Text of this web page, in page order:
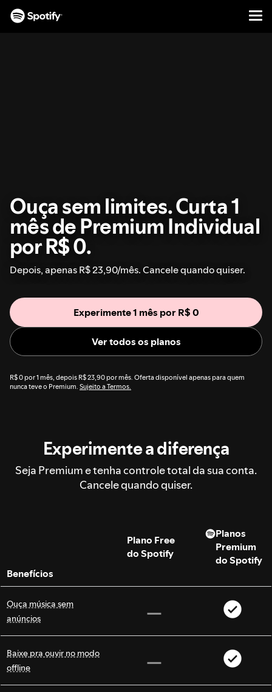
Ouça sem limites. Curta 1
mês de Premium Individual
por R$ 0.
Depois, apenas R$ 23,90/mês. Cancele quando quiser.
Experimente 1 mês por R$ 0
Ver todos os planos
R$ 0 por 1 mês, depois R$ 23,90 por mês. Oferta disponível apenas para quem
nunca teve o Premium. Sujeito a Termos.
Experimente a diferença
Seja Premium e tenha controle total da sua conta.
Cancele quando quiser.
Benefícios
Plano Free
do Spotify
Planos
Premium
do Spotify
Ouça música sem
anúncios
Baixe pra ouvir no modo
offline